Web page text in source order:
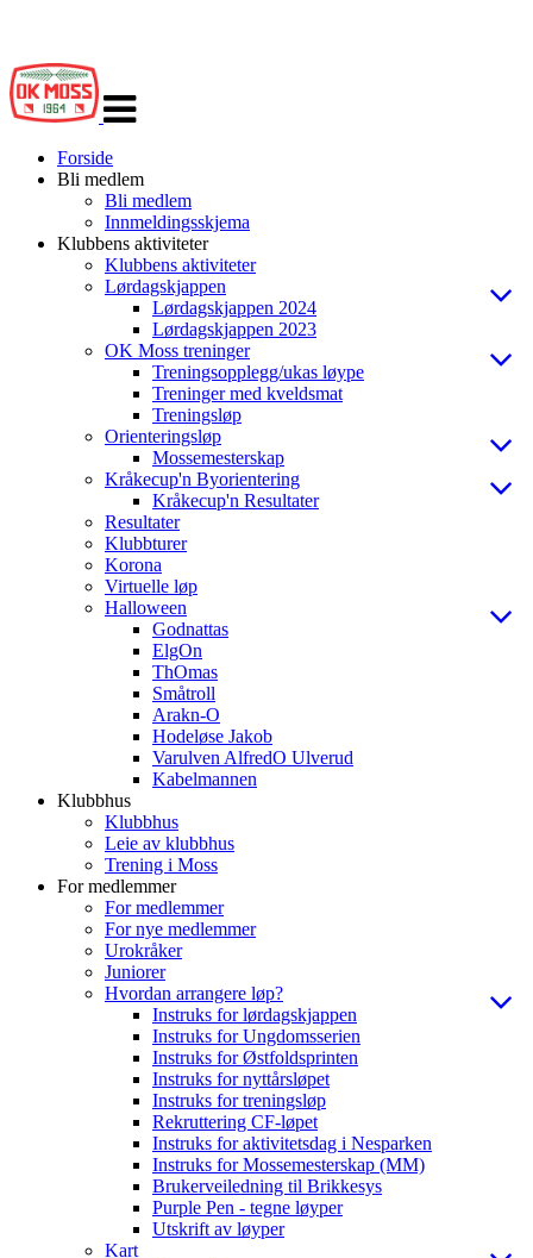
navigasjon
Forside
Bli medlem
Bli medlem
Innmeldingsskjema
Klubbens aktiviteter
Klubbens aktiviteter
Lørdagskjappen
Lørdagskjappen 2024
Lørdagskjappen 2023
OK Moss treninger
Treningsopplegg/ukas løype
Treninger med kveldsmat
Treningsløp
Orienteringsløp
Mossemesterskap
Kråkecup'n Byorientering
Kråkecup'n Resultater
Resultater
Klubbturer
Korona
Virtuelle løp
Halloween
Godnattas
ElgOn
ThOmas
Småtroll
Arakn-O
Hodeløse Jakob
Varulven AlfredO Ulverud
Kabelmannen
Klubbhus
Klubbhus
Leie av klubbhus
Trening i Moss
For medlemmer
For medlemmer
For nye medlemmer
Urokråker
Juniorer
Hvordan arrangere løp?
Instruks for lørdagskjappen
Instruks for Ungdomsserien
Instruks for Østfoldsprinten
Instruks for nyttårsløpet
Instruks for treningsløp
Rekruttering CF-løpet
Instruks for aktivitetsdag i Nesparken
Instruks for Mossemesterskap (MM)
Brukerveiledning til Brikkesys
Purple Pen - tegne løyper
Utskrift av løyper
Kart